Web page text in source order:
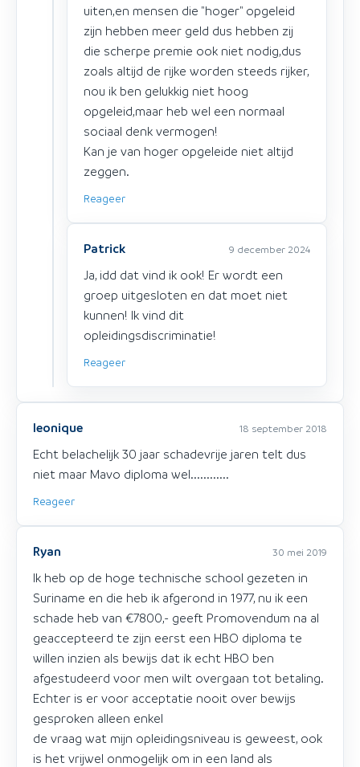
uiten,en mensen die "hoger" opgeleid
zijn hebben meer geld dus hebben zij
die scherpe premie ook niet nodig,dus
zoals altijd de rijke worden steeds rijker,
nou ik ben gelukkig niet hoog
opgeleid,maar heb wel een normaal
sociaal denk vermogen!
Kan je van hoger opgeleide niet altijd
zeggen.
Reageer
Patrick 9 december 2024
Ja, idd dat vind ik ook! Er wordt een
groep uitgesloten en dat moet niet
kunnen! Ik vind dit
opleidingsdiscriminatie!
Reageer
leonique 18 september 2018
Echt belachelijk 30 jaar schadevrije jaren telt dus
niet maar Mavo diploma wel............
Reageer
Ryan 30 mei 2019
Ik heb op de hoge technische school gezeten in
Suriname en die heb ik afgerond in 1977, nu ik een
schade heb van €7800,- geeft Promovendum na al
geaccepteerd te zijn eerst een HBO diploma te
willen inzien als bewijs dat ik echt HBO ben
afgestudeerd voor men wilt overgaan tot betaling.
Echter is er voor acceptatie nooit over bewijs
gesproken alleen enkel
de vraag wat mijn opleidingsniveau is geweest, ook
is het vrijwel onmogelijk om in een land als